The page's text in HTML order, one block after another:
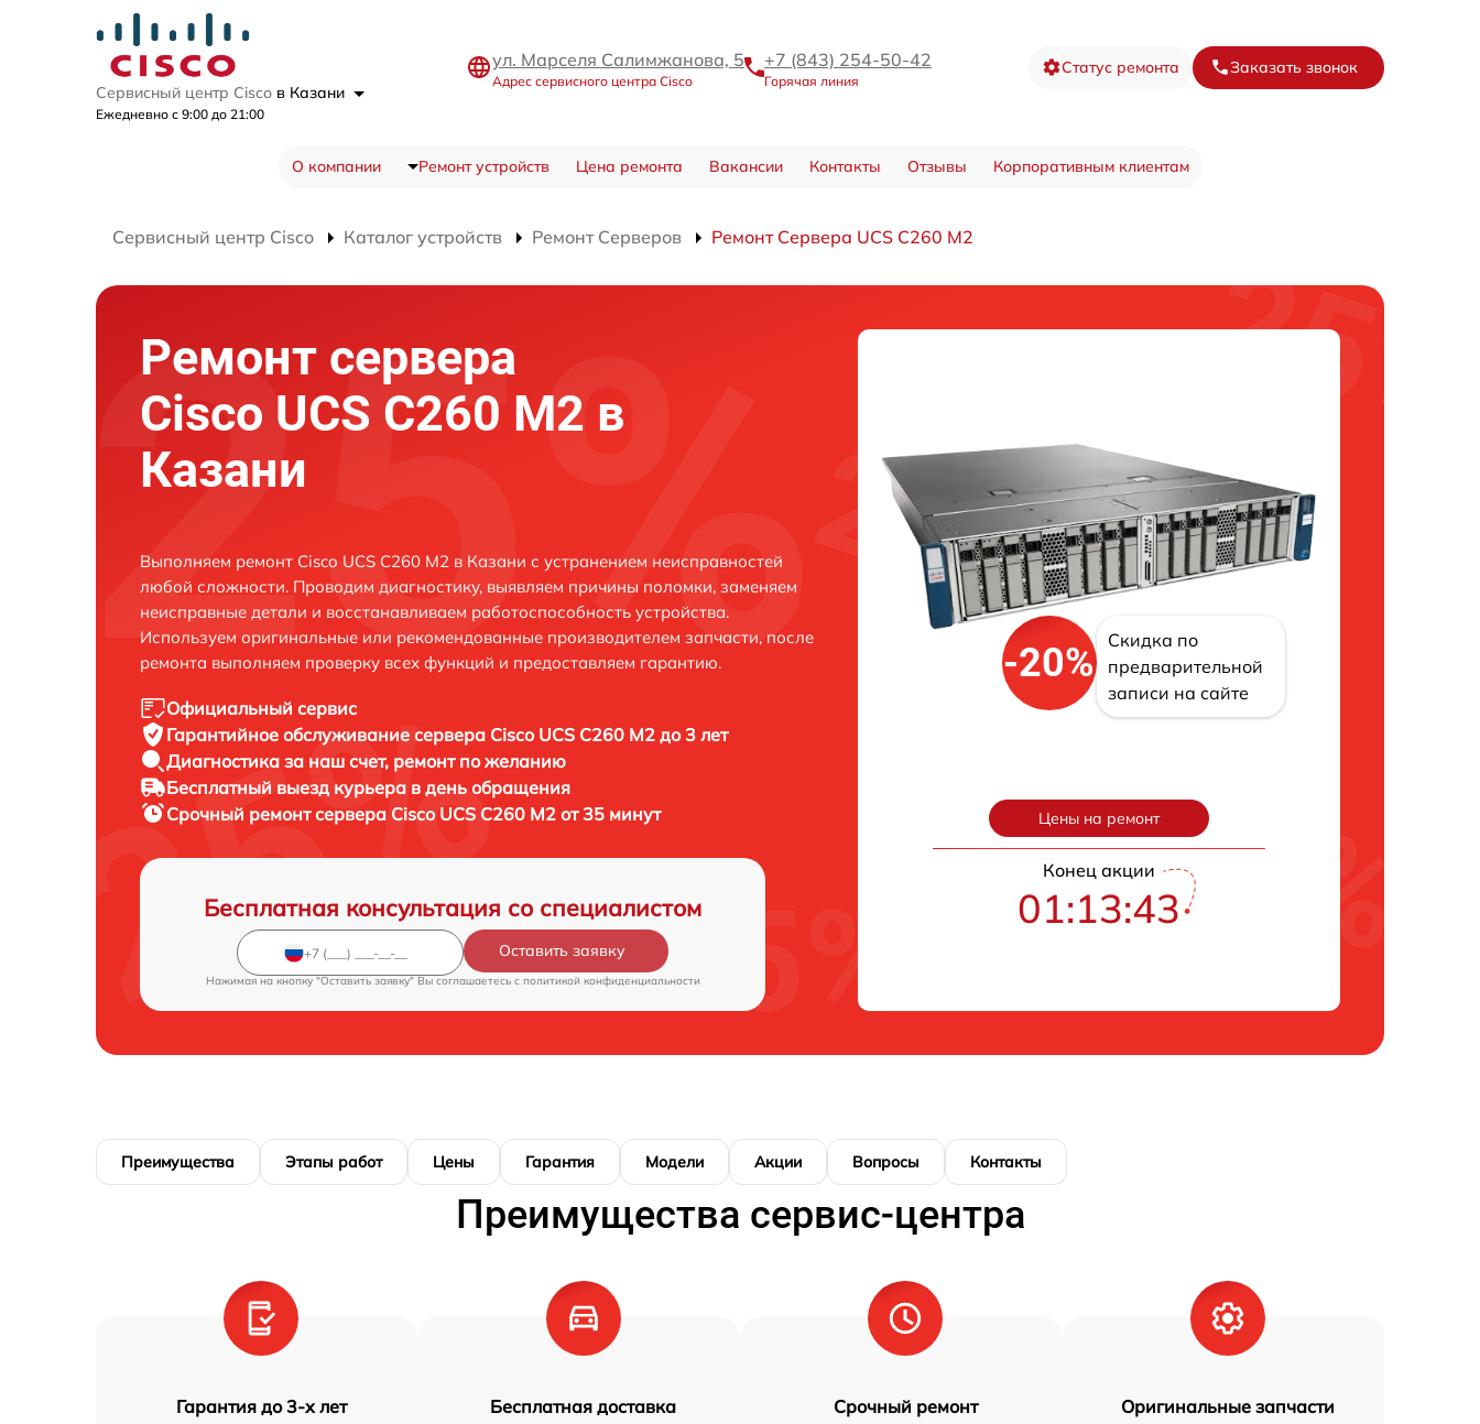
Сервисный центр Cisco в Казани
Ежедневно с 9:00 до 21:00
ул. Марселя Салимжанова, 5
Адрес сервисного центра Cisco
+7 (843) 254-50-42
Горячая линия
Статус ремонта Заказать звонок
О компании Ремонт устройств Цена ремонта Вакансии Контакты Отзывы Корпоративным клиентам
Сервисный центр Cisco Каталог устройств Ремонт Серверов Ремонт Сервера UCS C260 M2
Ремонт сервера
Cisco UCS C260 M2 в
Казани
Выполняем ремонт Cisco UCS C260 M2 в Казани с устранением неисправностей
любой сложности. Проводим диагностику, выявляем причины поломки, заменяем
неисправные детали и восстанавливаем работоспособность устройства.
Используем оригинальные или рекомендованные производителем запчасти, после
ремонта выполняем проверку всех функций и предоставляем гарантию.
Официальный сервис
Гарантийное обслуживание сервера Cisco UCS C260 M2 до 3 лет
Диагностика за наш счет, ремонт по желанию
Бесплатный выезд курьера в день обращения
Срочный ремонтсервера Cisco UCS C260 M2 от 35 минут
Бесплатная консультация со специалистом
Оставить заявку
Нажимая на кнопку "Оставить заявку" Вы соглашаетесь c политикой конфиденциальности
-20%
Скидка по
предварительной
записи на сайте
Цены на ремонт
Конец акции
01:13:42
Преимущества Этапы работ Цены Гарантия Модели Акции Вопросы Контакты
Преимущества сервис-центра
Гарантия до 3-х лет Бесплатная доставка Срочный ремонт Оригинальные запчасти